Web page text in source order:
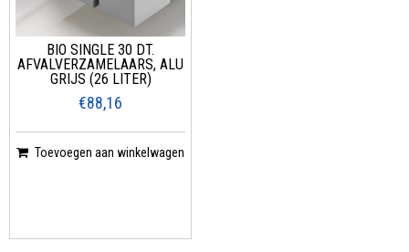
BIO SINGLE 30 DT.
AFVALVERZAMELAARS, ALU
GRIJS (26 LITER)
€88,16
Toevoegen aan winkelwagen